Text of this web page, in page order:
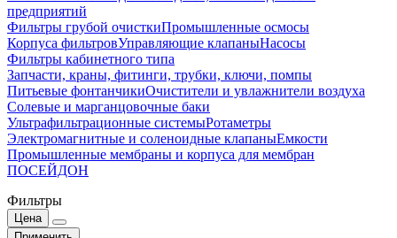
предприятий
Фильтры грубой очисткиПромышленные осмосы
Корпуса фильтровУправляющие клапаныНасосы
Фильтры кабинетного типа
Запчасти, краны, фитинги, трубки, ключи, помпы
Питьевые фонтанчикиОчистители и увлажнители воздуха
Солевые и марганцовочные баки
Ультрафильтрационные системыРотаметры
Электромагнитные и соленоидные клапаныЕмкости
Промышленные мембраны и корпуса для мембран
ПОСЕЙДОН
Фильтры
Цена